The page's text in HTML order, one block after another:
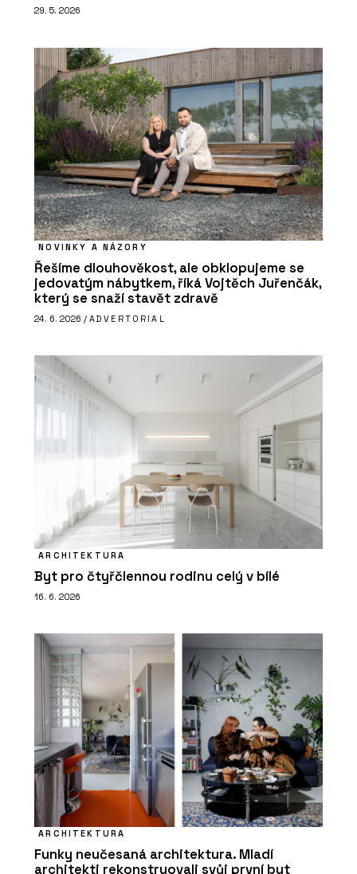
29. 5. 2026
NOVINKY A NÁZORY
Řešíme dlouhověkost, ale obklopujeme se
jedovatým nábytkem, říká Vojtěch Juřenčák,
který se snaží stavět zdravě
24. 6. 2026 / ADVERTORIAL
ARCHITEKTURA
Byt pro čtyřčlennou rodinu celý v bílé
16. 6. 2026
ARCHITEKTURA
Funky neučesaná architektura. Mladí
architekti rekonstruovali svůj první byt